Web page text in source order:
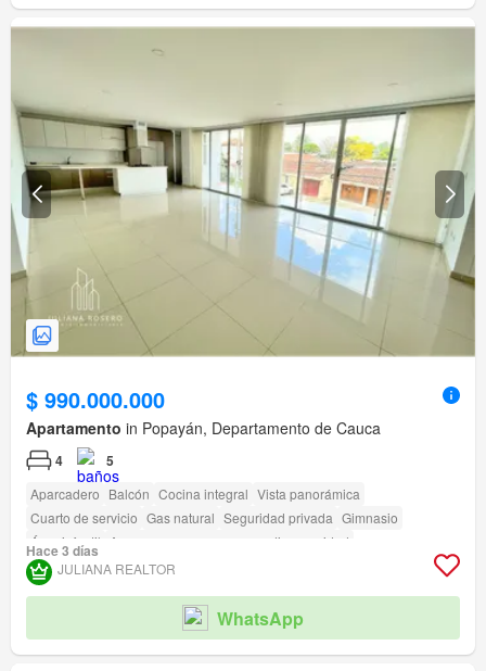
$ 990.000.000
Apartamento in Popayán, Departamento de Cauca
4 5
Aparcadero Balcón Cocina integral Vista panorámica
Cuarto de servicio Gas natural Seguridad privada Gimnasio
Área infantil
Acceso para personas con discapacidad
Hace 3 días
JULIANA REALTOR
WhatsApp